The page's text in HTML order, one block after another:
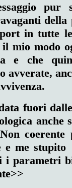
pur
in tutte
mio modo
e che
avverate,
fuori
me
i parametri